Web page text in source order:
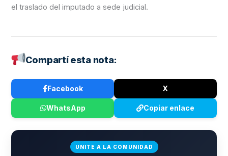
el traslado del imputado a sede judicial.
Compartí esta nota:
Facebook X
WhatsApp Copiar enlace
UNITE A LA COMUNIDAD